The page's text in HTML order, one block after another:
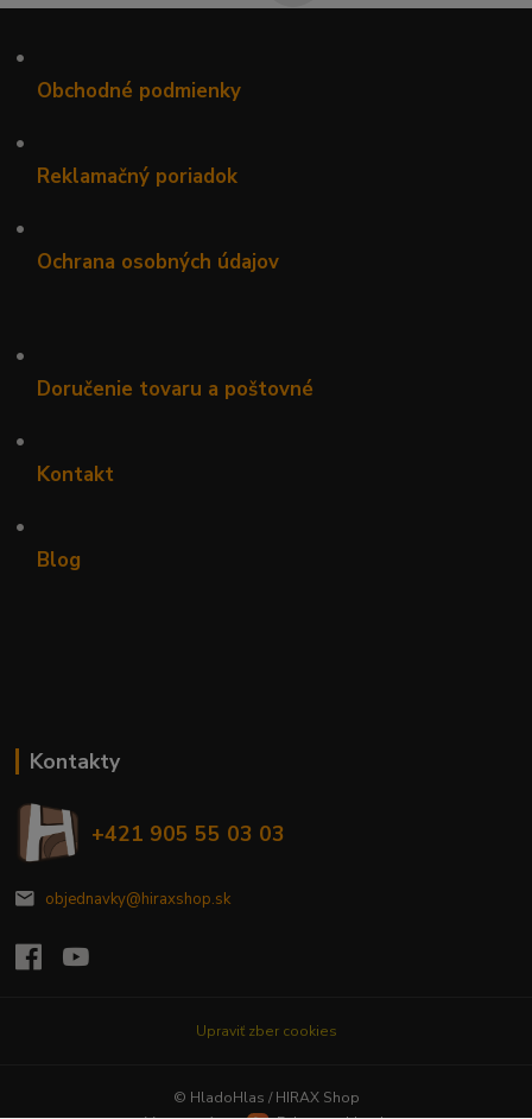
•
Obchodné podmienky
•
Reklamačný poriadok
•
Ochrana osobných údajov
•
Doručenie tovaru a poštovné
•
Kontakt
•
Blog
Kontakty
+421 905 55 03 03
objednavky@hiraxshop.sk
Upraviť zber cookies
© HladoHlas / HIRAX Shop